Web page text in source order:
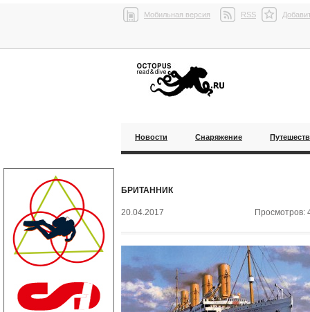
Мобильная версия RSS
Новости Снаряжение
БРИТАННИК
20.04.2017 Просмотров: